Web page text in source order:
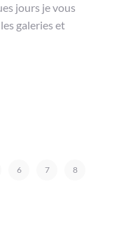
jours je vous
galeries et
6 7 8